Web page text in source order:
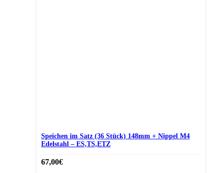
Speichen im Satz (36 Stück) 148mm + Nippel M4
Edelstahl – ES,TS,ETZ
67,00€